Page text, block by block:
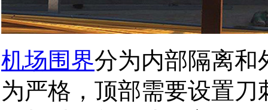
机场围界分为内部隔离和
为严格，顶部需要设置